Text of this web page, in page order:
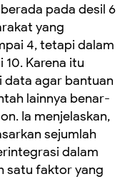
pada desil 6
yang
4, tetapi dalam
Karena itu
data agar bantuan
lainnya benar-
Ia menjelaskan,
sejumlah
dalam
satu faktor yang